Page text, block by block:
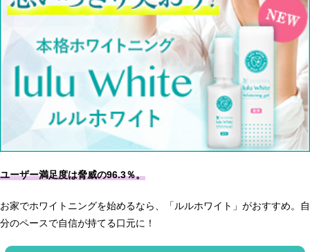
ユーザー満足度は脅威の96.3％。
お家でホワイトニングを始めるなら、「ルルホワイト」がおすすめ。自
分のペースで自信が持てる口元に！